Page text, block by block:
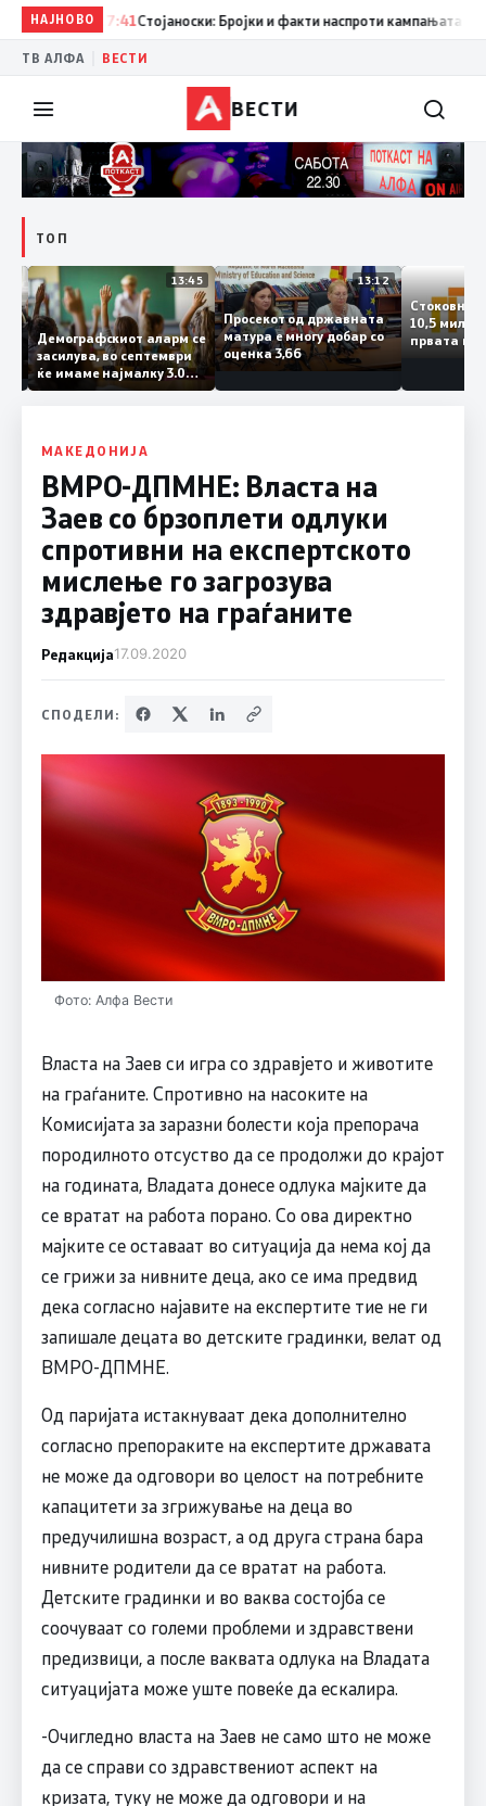
НАЈНОВО
17:41 Стојаноски: Бројки и факти наспроти кампањата на
ТВ АЛФА ВЕСТИ
ВЕСТИ
ТОП
14:12 13:45
Демографскиот аларм се
засилува, во септември
ќе имаме најмалку 3.000
првачиња помалку
13:12
Просекот од државната
матура е многу добар со
оценка 3,66
10,5
првата
МАКЕДОНИЈА
ВМРО-ДПМНЕ: Власта на
Заев со брзоплети одлуки
спротивни на експертското
мислење го загрозува
здравјето на граѓаните
Редакција17.09.2020
СПОДЕЛИ:
Фото: Алфа Вести
Власта на Заев си игра со здравјето и животите
на граѓаните. Спротивно на насоките на
Комисијата за заразни болести која препорача
породилното отсуство да се продолжи до крајот
на годината, Владата донесе одлука мајките да
се вратат на работа порано. Со ова директно
мајките се оставаат во ситуација да нема кој да
се грижи за нивните деца, ако се има предвид
дека согласно најавите на експертите тие не ги
запишале децата во детските градинки, велат од
ВМРО-ДПМНЕ.
Од паријата истакнуваат дека дополнително
согласно препораките на експертите државата
не може да одговори во целост на потребните
капацитети за згрижување на деца во
предучилишна возраст, а од друга страна бара
нивните родители да се вратат на работа.
Детските градинки и во ваква состојба се
соочуваат со големи проблеми и здравствени
предизвици, а после ваквата одлука на Владата
ситуацијата може уште повеќе да ескалира.
-Очигледно власта на Заев не само што не може
да се справи со здравствениот аспект на
кризата, туку не може да одговори и на